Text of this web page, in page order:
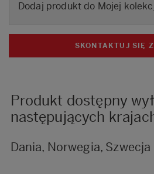
Dodaj produkt do Mojej
SKONTAKTUJ SIĘ
Produkt dostępny
następujących
Dania, Norwegia, Szwecja